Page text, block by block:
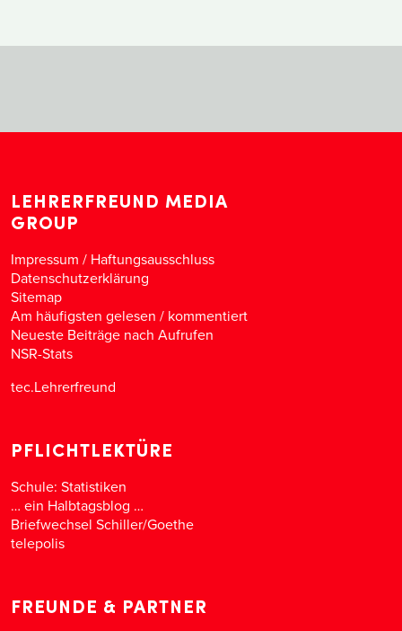
LEHRERFREUND MEDIA
GROUP
Impressum / Haftungsausschluss
Datenschutzerklärung
Sitemap
Am häufigsten gelesen / kommentiert
Neueste Beiträge nach Aufrufen
NSR-Stats
tec.Lehrerfreund
PFLICHTLEKTÜRE
Schule: Statistiken
… ein Halbtagsblog …
Briefwechsel Schiller/Goethe
telepolis
FREUNDE & PARTNER